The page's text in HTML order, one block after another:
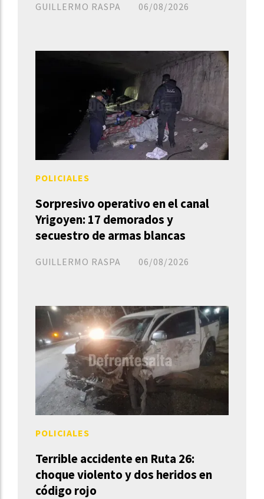
GUILLERMO RASPA 06/08/2026
Sorpresivo operativo en el canal
Yrigoyen: 17 demorados y
secuestro de armas blancas
GUILLERMO RASPA
POLICIALES
06/08/2026
Terrible accidente en Ruta 26:
choque violento y dos heridos en
código rojo
POLICIALES